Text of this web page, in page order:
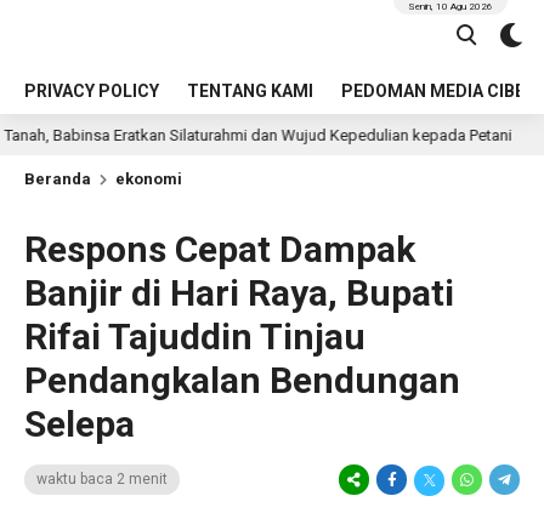
PRIVACY POLICY TENTANG KAMI PEDOMAN MEDIA CIBER
Senin, 10 Agu 2026
Silaturahmi dan Wujud Kepedulian kepada Petani 12 jam lalu
Beranda ekonomi
Respons Cepat Dampak
Banjir di Hari Raya, Bupati
Rifai Tajuddin Tinjau
Pendangkalan Bendungan
Selepa
waktu baca 2 menit